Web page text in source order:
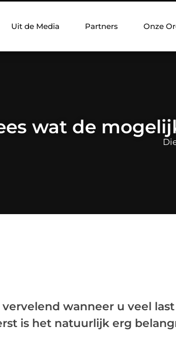
Uit de Media Partners Onze
wat de
wanneer u veel
is het natuurlijk erg